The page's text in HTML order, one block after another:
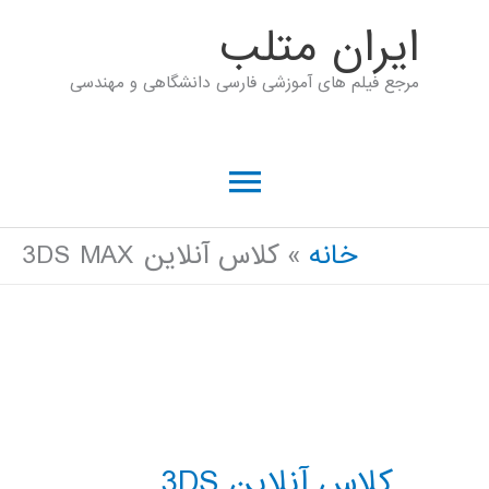
ايران متلب
مرجع فیلم های آموزشی فارسی دانشگاهی و مهندسی
فهرست
اصلی
خانه کلاس آنلاین 3DS MAX